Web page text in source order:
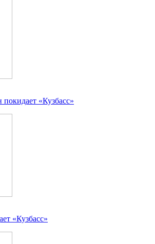
«Кузбасс»
«Кузбасс»